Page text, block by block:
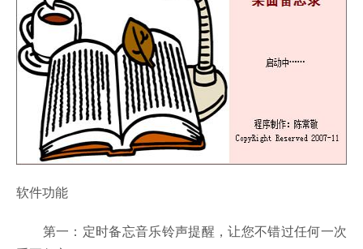
软件功能
第一：定时备忘音乐铃声提醒，让您不错过任何一次